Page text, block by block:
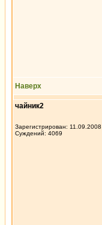
Наверх
чайник2
Зарегистрирован: 11.09.2008
Суждений: 4069